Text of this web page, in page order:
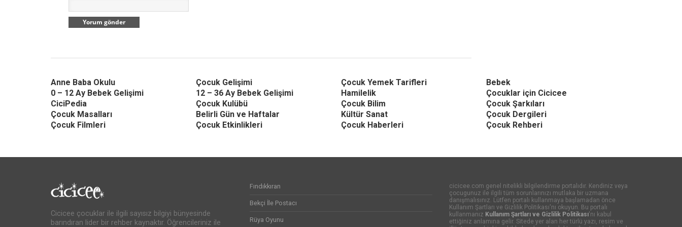
Anne Baba Okulu Çocuk Gelişimi Çocuk Yemek Tarifleri
Bebek
0 – 12 Ay Bebek Gelişimi
12 – 36 Ay Bebek Gelişimi Hamilelik
Çocuklar için Cicicee
CiciPedia
Çocuk Kulübü Çocuk Bilim
Çocuk Şarkıları
Çocuk Masalları
Belirli Gün ve Haftalar Kültür Sanat
Çocuk Dergileri
Çocuk Filmleri
Çocuk Etkinlikleri Çocuk Haberleri Çocuk Rehberi
Cicicee çocuklar ile ilgili sayısız bilgiyi bünyesinde
barındıran lider bir rehber kaynaktır. Öğrencileriniz ile
Fındıkkıran
Bekçi İle Postacı
Rüya Oyunu
cicicee.com genel nitelikli bilgilendirme portalıdır. Kendiniz veya
çocugunuz ile ilgili tüm sorunlarınızı mutlaka bir uzmana
danışmalısınız. Lütfen portalı kullanmaya başlamadan önce
Kullanım Şartları ve Gizlilik Politikası'nı okuyun. Bu portalı
kullanmanız Kullanım Şartları ve Gizlilik Politikası'nı kabul
ettiğiniz anlamına gelir. Sitede yer alan her türlü yazı, resim ve